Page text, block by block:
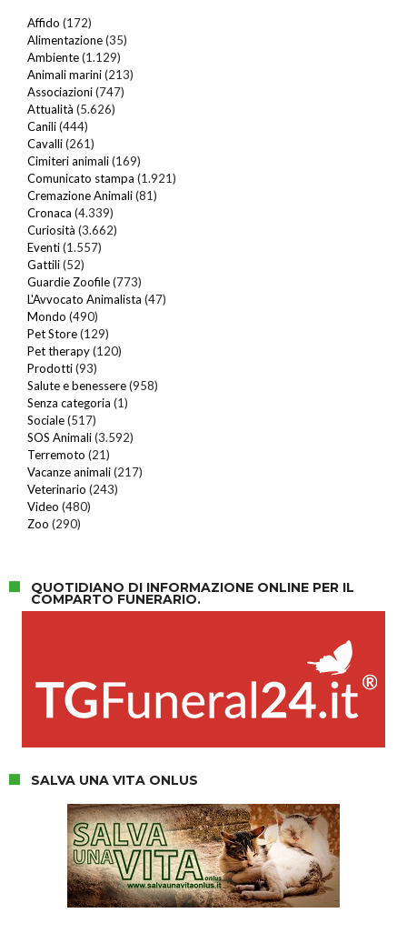
Affido (172)
Alimentazione(35)
Ambiente(1.129)
Animali marini(213)
Associazioni(747)
Attualità (5.626)
Canili(444)
Cavalli(261)
Cimiteri animali(169)
Comunicato stampa (1.921)
Cremazione Animali(81)
Cronaca (4.339)
Curiosità (3.662)
Eventi(1.557)
Gattili(52)
Guardie Zoofile(773)
L'Avvocato Animalista (47)
Mondo (490)
Pet Store(129)
Pet therapy(120)
Prodotti(93)
Salute e benessere(958)
Senza categoria (1)
Sociale(517)
SOS Animali(3.592)
Terremoto (21)
Vacanze animali(217)
Veterinario (243)
Video (480)
Zoo (290)
QUOTIDIANO DI INFORMAZIONE ONLINE PER IL
COMPARTO FUNERARIO.
SALVA UNA VITA ONLUS